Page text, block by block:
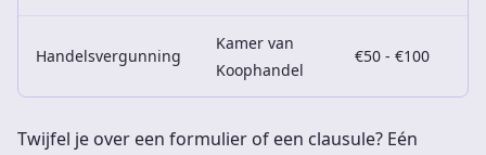
Handelsvergunning
Kamer van
Koophandel
€50 - €100
Twijfel je over een formulier of een clausule? Eén